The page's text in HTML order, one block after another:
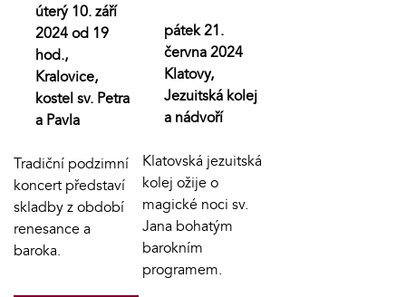
úterý 10. září
2024 od 19
hod.,
Kralovice,
kostel sv. Petra
a Pavla
Tradiční podzimní
koncert představí
skladby z období
renesance a
baroka.
pátek 21.
června 2024
Klatovy,
Jezuitská kolej
a nádvoří
Klatovská jezuitská
kolej ožije o
magické noci sv.
Jana bohatým
barokním
programem.